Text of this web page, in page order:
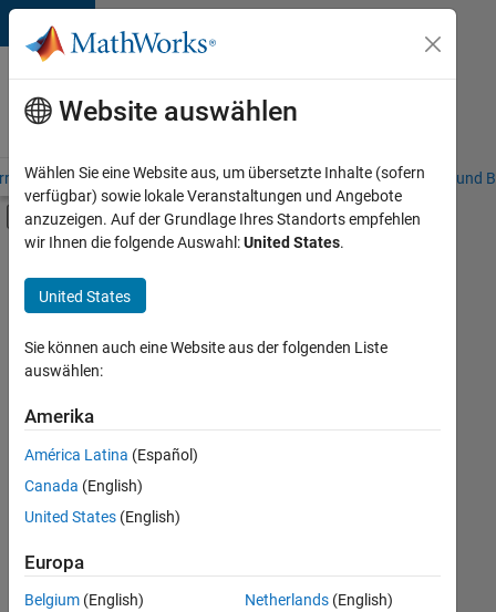
Weiter zum Inhalt
Karriere
bei
MathWorks
– Übersicht Stellensuche Niederlassungen Studierende und
Umschaltung für Off-Canvas-
Hauptinhalt
Business Model Team
Derzeit
gibt
keine
Stellen,
die
Ihren
Suchkriterien
Sie
können
Website auswählen
Wählen Sie eine Website aus, um übersetzte Inhalte (sofern
verfügbar) sowie lokale Veranstaltungen und Angebote
anzuzeigen. Auf der Grundlage Ihres Standorts empfehlen
wir Ihnen die folgende Auswahl:United States.
United States
Sie können auch eine Website aus der folgenden Liste
auswählen:
Amerika
América Latina (Español)
Canada (English)
United States (English)
Europa
Belgium (English)
Netherlands(English)